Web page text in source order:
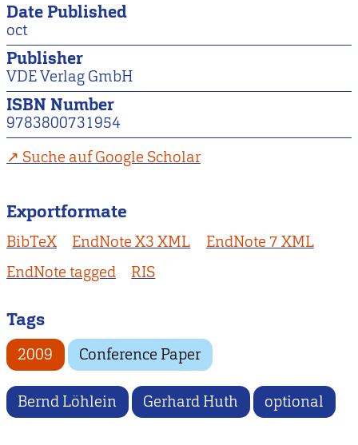
Date Published
oct
Publisher
VDE Verlag GmbH
ISBN Number
9783800731954
Suche auf Google Scholar
Exportformate
BibTeX EndNote X3 XML
EndNote 7 XML
EndNote tagged
RIS
Tags
2009 Conference Paper
Bernd Löhlein Gerhard Huth optional